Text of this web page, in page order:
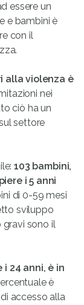
essere un
e bambini è
con il
alla violenza è
nei
ciò ha un
settore
103 bambini,
i 5 anni
di 0-59 mesi
sviluppo
gravi sono il
i 24 anni, è in
è
accesso alla